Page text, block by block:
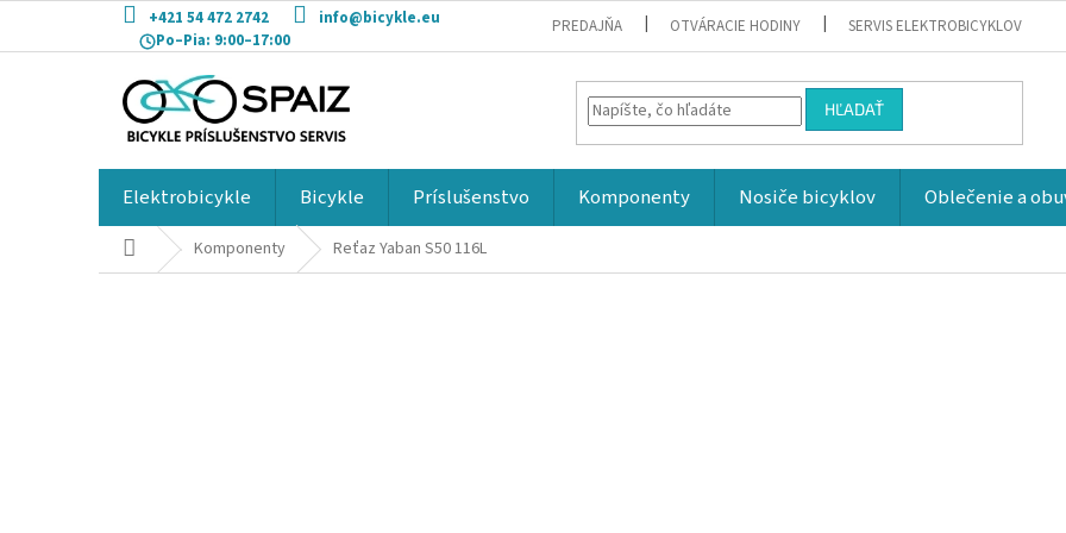
obsah
+421 54 472 2742
info@bicykle.eu
Po–Pia: 9:00–17:00
PREDAJŇA OTVÁRACIE HODINY SERVIS ELEKTROBICYKLOV
HĽADAŤ
Elektrobicykle Bicykle Príslušenstvo Komponenty Nosiče bicyklov Oblečenie a
DomovKomponenty Reťaz Yaban S50 116L